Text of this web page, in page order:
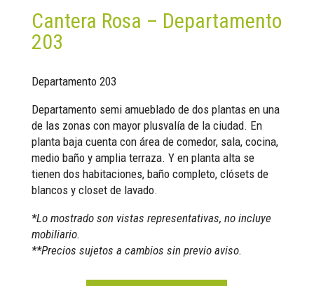
Cantera Rosa – Departamento
203
Departamento 203
Departamento semi amueblado de dos plantas en una
de las zonas con mayor plusvalía de la ciudad. En
planta baja cuenta con área de comedor, sala, cocina,
medio baño y amplia terraza. Y en planta alta se
tienen dos habitaciones, baño completo, clósets de
blancos y closet de lavado.
*Lo mostrado son vistas representativas, no incluye
mobiliario.
**Precios sujetos a cambios sin previo aviso.